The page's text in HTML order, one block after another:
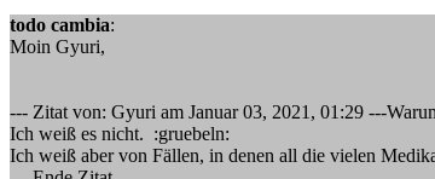
todo cambia:
Moin Gyuri,
--- Zitat von: Gyuri am Januar 03, 2021, 01:29 ---
Ich weiß es nicht. :gruebeln:
Ich weiß aber von Fällen, in denen all die vielen